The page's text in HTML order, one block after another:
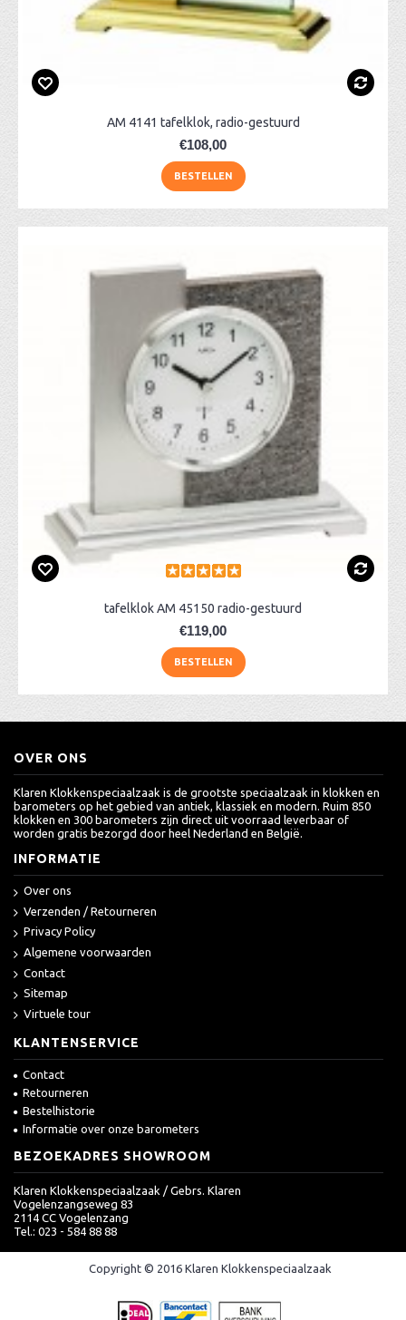
AM 4141 tafelklok, radio-gestuurd
€108,00
BESTELLEN
tafelklok AM 45150 radio-gestuurd
€119,00
BESTELLEN
OVER ONS
Klaren Klokkenspeciaalzaak is de grootste speciaalzaak in klokken en
barometers op het gebied van antiek, klassiek en modern. Ruim 850
klokken en 300 barometers zijn direct uit voorraad leverbaar of
worden gratis bezorgd door heel Nederland en België.
INFORMATIE
Over ons
Verzenden / Retourneren
Privacy Policy
Algemene voorwaarden
Contact
Sitemap
Virtuele tour
KLANTENSERVICE
Contact
Retourneren
Bestelhistorie
Informatie over onze barometers
BEZOEKADRES SHOWROOM
Klaren Klokkenspeciaalzaak / Gebrs. Klaren
Vogelenzangseweg 83
2114 CC Vogelenzang
Tel.: 023 - 584 88 88
Copyright © 2016 Klaren Klokkenspeciaalzaak